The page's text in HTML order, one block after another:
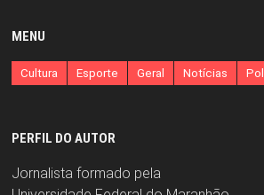
MENU
Cultura Esporte Geral Notícias
PERFIL DO AUTOR
Jornalista formado pela